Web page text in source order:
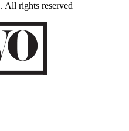
. All rights reserved